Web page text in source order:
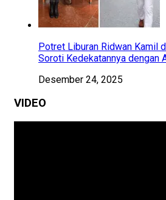
Potret Liburan Ridwan Kamil
Soroti Kedekatannya dengan
Desember 24, 2025
VIDEO